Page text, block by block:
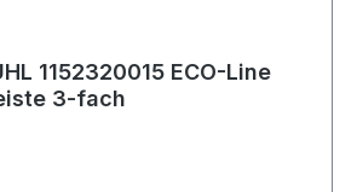
1152320015 ECO-Line
3-fach